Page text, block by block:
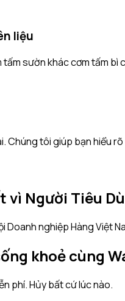
liệu
sườn khác cơm tấm
Chúng tôi giúp bạn hiểu
vì Người Tiêu
Doanh nghiệp Hàng
khoẻ cùng
phí. Hủy bất cứ lúc nào.